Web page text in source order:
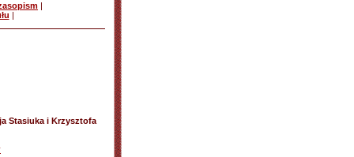
|
|
Stasiuka i Krzysztofa